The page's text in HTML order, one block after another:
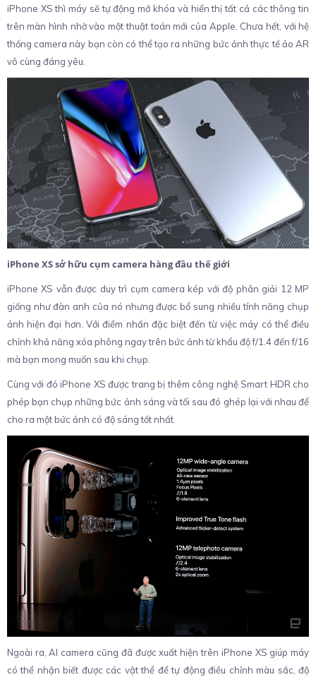
iPhone XS thì máy sẽ tự động mở khóa và hiển thị tất cả các thông tin
trên màn hình nhờ vào một thuật toán mới của Apple. Chưa hết, với hệ
thống camera này bạn còn có thể tạo ra những bức ảnh thực tế ảo AR
vô cùng đáng yêu.
iPhone XS sở hữu cụm camera hàng đầu thế giới
iPhone XS vẫn được duy trì cụm camera kép với độ phân giải 12 MP
giống như đàn anh của nó nhưng được bổ sung nhiều tính năng chụp
ảnh hiện đại hơn. Với điểm nhấn đặc biệt đến từ việc máy có thể điều
chỉnh khả năng xóa phông ngay trên bức ảnh từ khẩu độ f/1.4 đến f/16
mà bạn mong muốn sau khi chụp.
Cùng với đó iPhone XS được trang bị thêm công nghệ Smart HDR cho
phép bạn chụp những bức ảnh sáng và tối sau đó ghép lại với nhau để
cho ra một bức ảnh có độ sáng tốt nhất.
Ngoài ra, AI camera cũng đã được xuất hiện trên iPhone XS giúp máy
có thể nhận biết được các vật thể để tự động điều chỉnh màu sắc, độ